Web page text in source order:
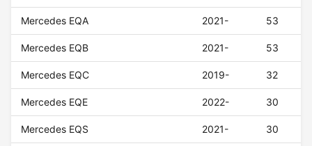
Mercedes EQA 2021- 53
Mercedes EQB 2021- 53
Mercedes EQC 2019- 32
Mercedes EQE 2022- 30
Mercedes EQS 2021- 30